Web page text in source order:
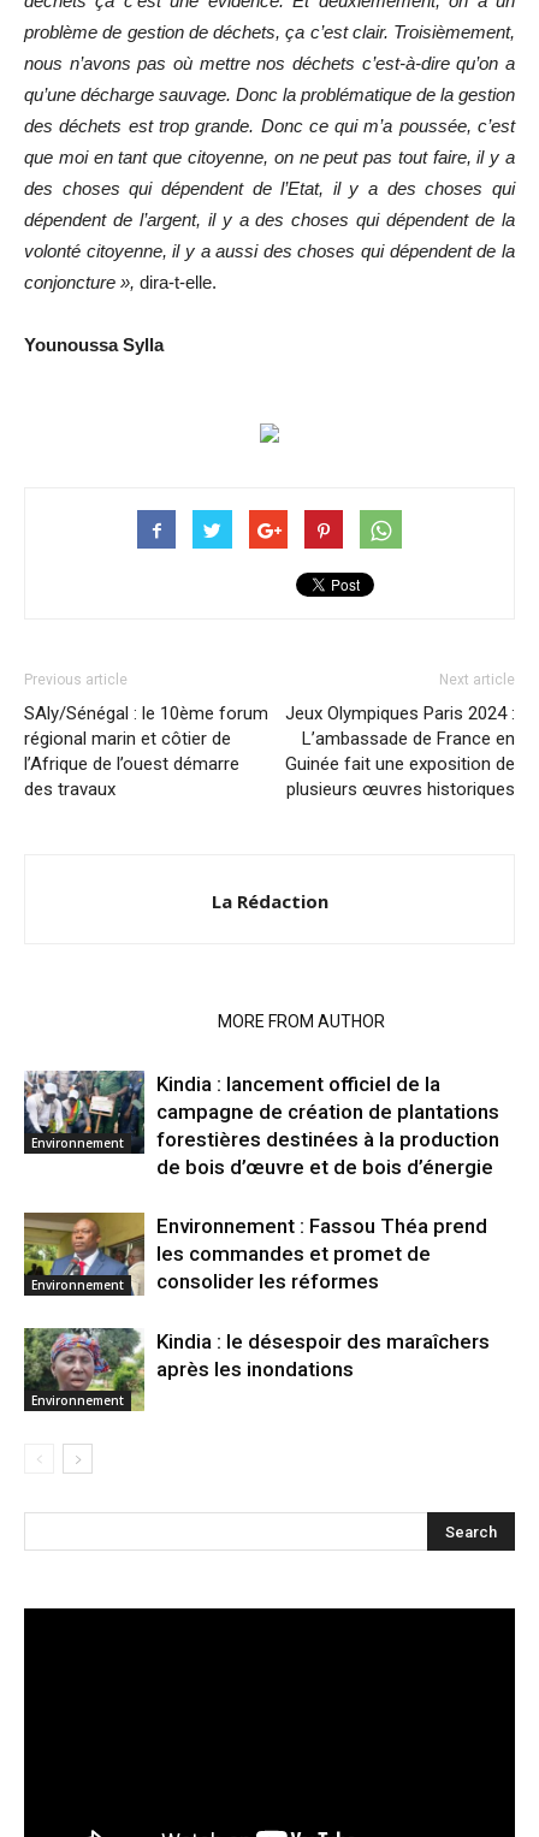
problème de gestion de déchets, ça c’est clair. Troisièmement,
nous n’avons pas où mettre nos déchets c’est-à-dire qu’on a
qu’une décharge sauvage. Donc la problématique de la gestion
des déchets est trop grande. Donc ce qui m’a poussée, c’est
que moi en tant que citoyenne, on ne peut pas tout faire, il y a
des choses qui dépendent de l’Etat, il y a des choses qui
dépendent de l’argent, il y a des choses qui dépendent de la
volonté citoyenne, il y a aussi des choses qui dépendent de la
conjoncture », dira-t-elle.
Younoussa Sylla
Previous article
SAly/Sénégal : le 10ème forum
régional marin et côtier de
l’Afrique de l’ouest démarre
des travaux
Next article
Jeux Olympiques Paris 2024 :
L’ambassade de France en
Guinée fait une exposition de
plusieurs œuvres historiques
La Rédaction
MORE FROM AUTHOR
Environnement
Kindia : lancement officiel de la
campagne de création de plantations
forestières destinées à la production
de bois d’œuvre et de bois d’énergie
Environnement
Environnement : Fassou Théa prend
les commandes et promet de
consolider les réformes
Environnement
Kindia : le désespoir des maraîchers
après les inondations